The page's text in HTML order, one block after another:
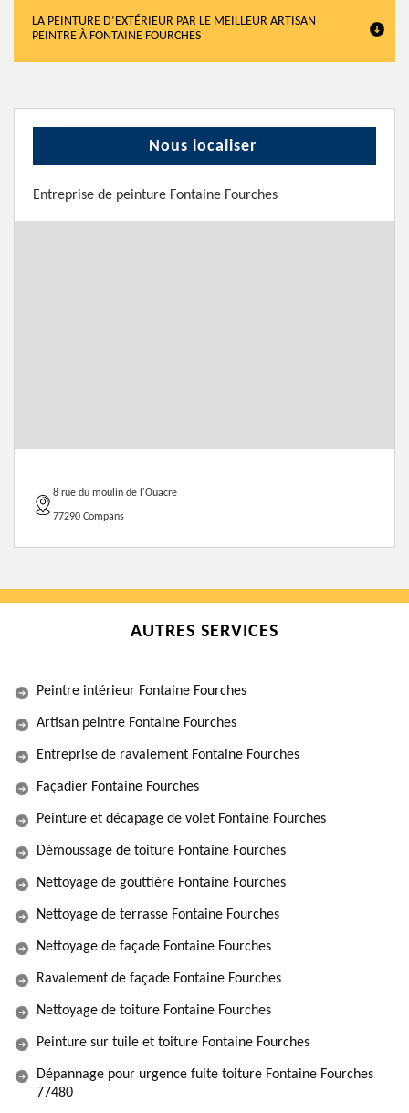
LA PEINTURE D’EXTÉRIEUR PAR LE MEILLEUR ARTISAN
PEINTRE À FONTAINE FOURCHES
Nous localiser
Entreprise de peinture Fontaine Fourches
8 rue du moulin de l'Ouacre
77290 Compans
AUTRES SERVICES
Peintre intérieur Fontaine Fourches
Artisan peintre Fontaine Fourches
Entreprise de ravalement Fontaine Fourches
Façadier Fontaine Fourches
Peinture et décapage de volet Fontaine Fourches
Démoussage de toiture Fontaine Fourches
Nettoyage de gouttière Fontaine Fourches
Nettoyage de terrasse Fontaine Fourches
Nettoyage de façade Fontaine Fourches
Ravalement de façade Fontaine Fourches
Nettoyage de toiture Fontaine Fourches
Peinture sur tuile et toiture Fontaine Fourches
Dépannage pour urgence fuite toiture Fontaine Fourches
77480